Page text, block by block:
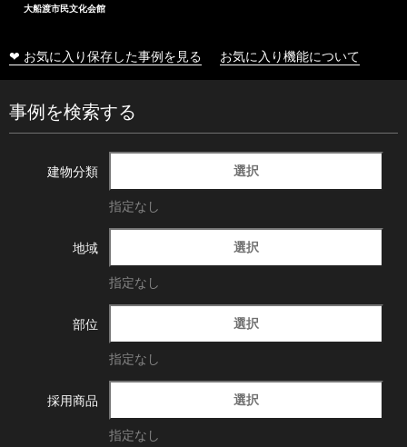
大船渡市民文化会館
❤ お気に入り保存した事例を見る お気に入り機能について
事例を検索する
建物分類 選択
指定なし
地域 選択
指定なし
部位 選択
指定なし
採用商品 選択
指定なし